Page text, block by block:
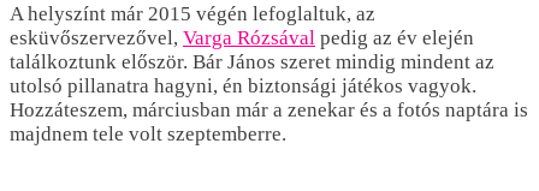
A helyszínt már 2015 végén lefoglaltuk, az
esküvőszervezővel, Varga Rózsával pedig az év elején
találkoztunk először. Bár János szeret mindig mindent az
utolsó pillanatra hagyni, én biztonsági játékos vagyok.
Hozzáteszem, márciusban már a zenekar és a fotós naptára is
majdnem tele volt szeptemberre.